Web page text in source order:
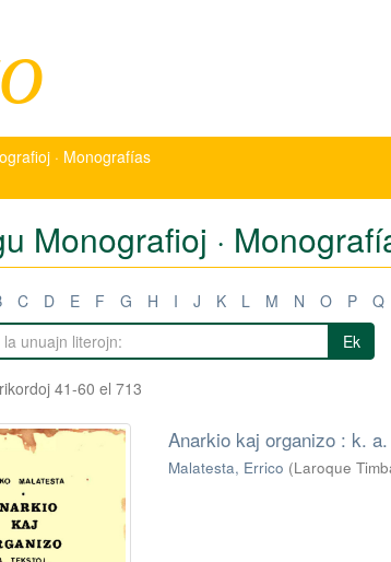
· Monografías
Monografioj ·
C D E F G H I J K L M N O P Q
Ek
41-60 el 713
Anarkio kaj organizo : k.
Malatesta, Errico (Laroque